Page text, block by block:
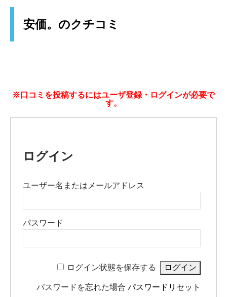
安価。のクチコミ
※口コミを投稿するにはユーザ登録・ログインが必要で
す。
ログイン
ユーザー名またはメールアドレス
パスワード
ログイン状態を保存する
パスワードを忘れた場合 パスワードリセット